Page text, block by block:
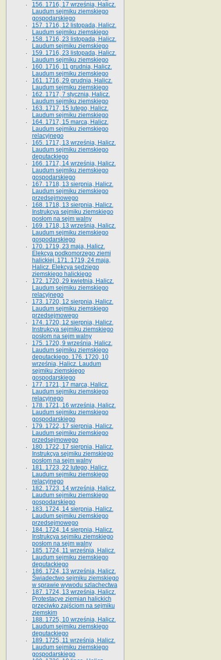
156. 1716, 17 września, Halicz.
Laudum sejmiku ziemskiego
gospodarskiego
157. 1716, 12 listopada, Halicz.
Laudum sejmiku ziemskiego
158. 1716, 23 listopada, Halicz.
Laudum sejmiku ziemskiego
159. 1716, 23 listopada, Halicz.
Laudum sejmiku ziemskiego
160. 1716, 11 grudnia, Halicz.
Laudum sejmiku ziemskiego
161. 1716, 29 grudnia, Halicz.
Laudum sejmiku ziemskiego
162. 1717, 7 stycznia, Halicz.
Laudum sejmiku ziemskiego
163. 1717, 15 lutego, Halicz.
Laudum sejmiku ziemskiego
164. 1717, 15 marca, Halicz.
Laudum sejmiku ziemskiego
relacyjnego
165. 1717, 13 września, Halicz.
Laudum sejmiku ziemskiego
deputackiego
166. 1717, 14 września, Halicz.
Laudum sejmiku ziemskiego
gospodarskiego
167. 1718, 13 sierpnia, Halicz.
Laudum sejmiku ziemskiego
przedsejmowego
168. 1718, 13 sierpnia, Halicz.
Instrukcya sejmiku ziemskiego
posłom na sejm walny
169. 1718, 13 września, Halicz.
Laudum sejmiku ziemskiego
gospodarskiego
170. 1719, 23 maja, Halicz.
Elekcya podkomorzego ziemi
halickiej. 171. 1719, 24 maja,
Halicz. Elekcya sędziego
ziemskiego halickiego
172. 1720, 29 kwietnia, Halicz.
Laudum sejmiku ziemskiego
relacyjnego
173. 1720, 12 sierpnia, Halicz.
Laudum sejmiku ziemskiego
przedsejmowego
174. 1720, 12 sierpnia, Halicz.
Instrukcya sejmiku ziemskiego
posłom na sejm walny
175. 1720, 9 września, Halicz.
Laudum sejmiku ziemskiego
deputackiego. 176. 1720, 10
września, Halicz. Laudum
sejmiku ziemskiego
gospodarskiego
177. 1721, 17 marca, Halicz.
Laudum sejmiku ziemskiego
relacyjnego
178. 1721, 16 września, Halicz.
Laudum sejmiku ziemskiego
gospodarskiego
179. 1722, 17 sierpnia, Halicz.
Laudum sejmiku ziemskiego
przedsejmowego
180. 1722, 17 sierpnia, Halicz.
Instrukcya sejmiku ziemskiego
posłom na sejm walny
181. 1723, 22 lutego, Halicz.
Laudum sejmiku ziemskiego
relacyjnego
182. 1723, 14 września, Halicz.
Laudum sejmiku ziemskiego
gospodarskiego
183. 1724, 14 sierpnia, Halicz.
Laudum sejmiku ziemskiego
przedsejmowego
184. 1724, 14 sierpnia, Halicz.
Instrukcya sejmiku ziemskiego
posłom na sejm walny
185. 1724, 11 września, Halicz.
Laudum sejmiku ziemskiego
deputackiego
186. 1724, 13 września, Halicz.
Świadectwo sejmiku ziemskiego
w sprawie wywodu szlachectwa
187. 1724, 13 września, Halicz.
Protestacye ziemian halickich
przeciwko zajściom na sejmiku
ziemskim
188. 1725, 10 września, Halicz.
Laudum sejmiku ziemskiego
deputackiego
189. 1725, 11 września, Halicz.
Laudum sejmiku ziemskiego
gospodarskiego